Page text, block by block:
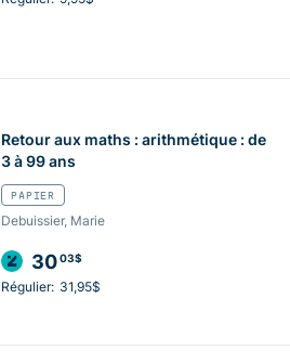
Retour aux maths : arithmétique : de
3 à 99 ans
PAPIER
Debuissier, Marie
3003$
Régulier: 31,95$